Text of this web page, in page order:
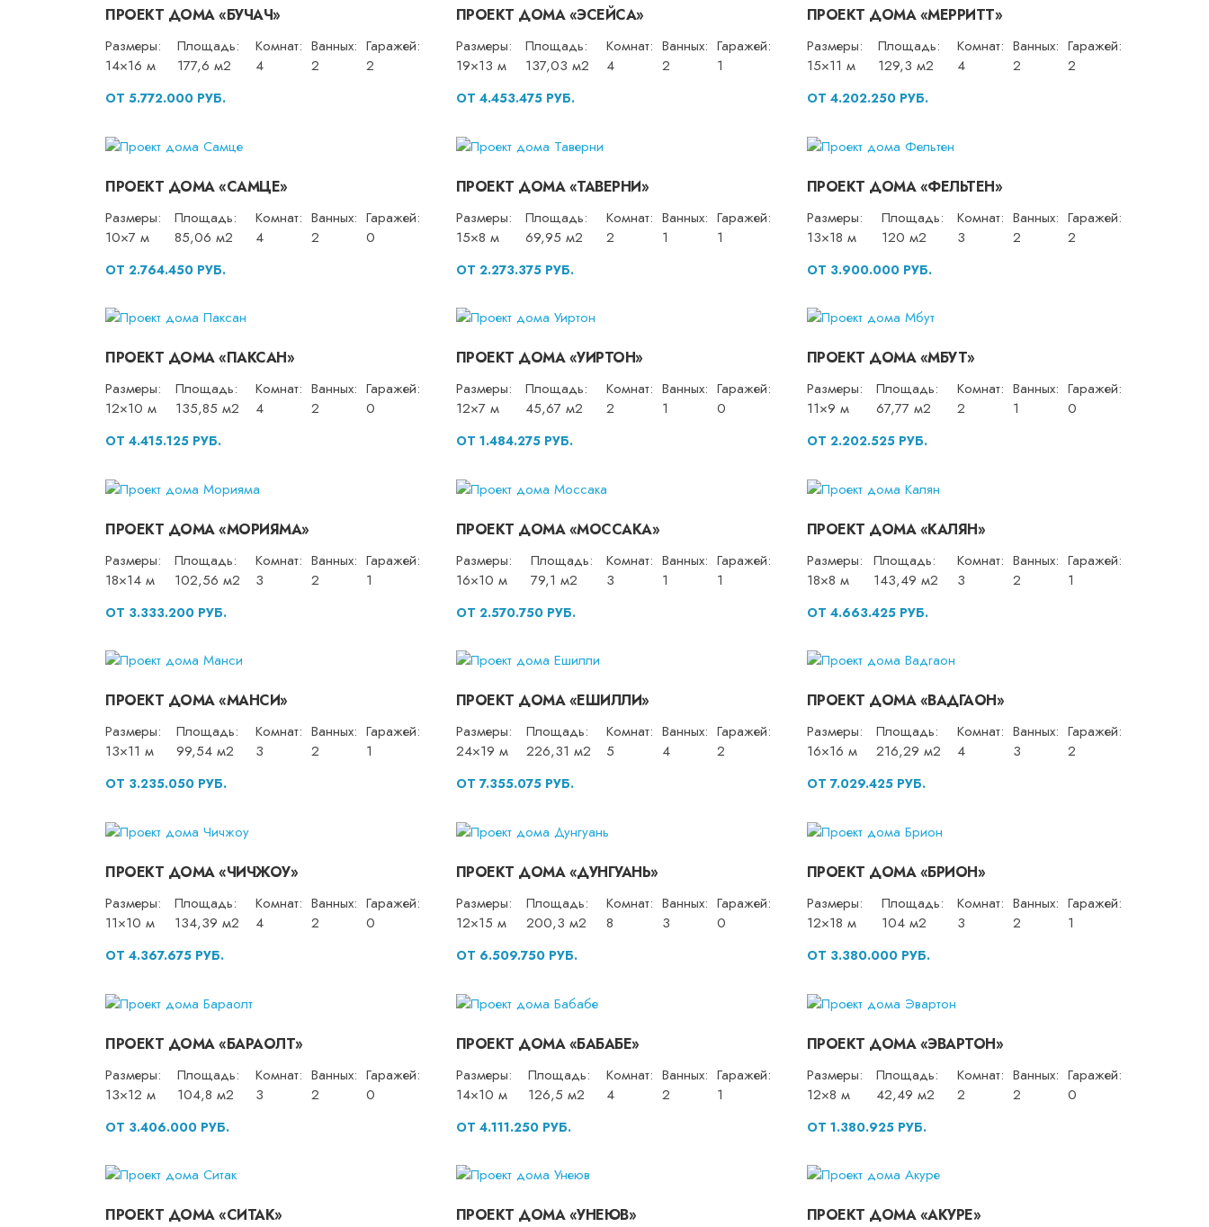
ПРОЕКТ ДОМА «БУЧАЧ»
Размеры:
14×16 м
Площадь:
177,6 м2
Комнат:
4
Ванных:
2
Гаражей:
2
ОТ 5.772.000 РУБ.
ПРОЕКТ ДОМА «ЭСЕЙСА»
Размеры:
19×13 м
Площадь:
137,03 м2
Комнат:
4
Ванных:
2
Гаражей:
1
ОТ 4.453.475 РУБ.
ПРОЕКТ ДОМА «МЕРРИТТ»
Размеры:
15×11 м
Площадь:
129,3 м2
Комнат:
4
Ванных:
2
Гаражей:
2
ОТ 4.202.250 РУБ.
ПРОЕКТ ДОМА «САМЦЕ»
Размеры:
10×7 м
Площадь:
85,06 м2
Комнат:
4
Ванных:
2
Гаражей:
0
ОТ 2.764.450 РУБ.
ПРОЕКТ ДОМА «ТАВЕРНИ»
Размеры:
15×8 м
Площадь:
69,95 м2
Комнат:
2
Ванных:
1
Гаражей:
1
ОТ 2.273.375 РУБ.
ПРОЕКТ ДОМА «ФЕЛЬТЕН»
Размеры:
13×18 м
Площадь:
120 м2
Комнат:
3
Ванных:
2
Гаражей:
2
ОТ 3.900.000 РУБ.
ПРОЕКТ ДОМА «ПАКСАН»
Размеры:
12×10 м
Площадь:
135,85 м2
Комнат:
4
Ванных:
2
Гаражей:
0
ОТ 4.415.125 РУБ.
ПРОЕКТ ДОМА «УИРТОН»
Размеры:
12×7 м
Площадь:
45,67 м2
Комнат:
2
Ванных:
1
Гаражей:
0
ОТ 1.484.275 РУБ.
ПРОЕКТ ДОМА «МБУТ»
Размеры:
11×9 м
Площадь:
67,77 м2
Комнат:
2
Ванных:
1
Гаражей:
0
ОТ 2.202.525 РУБ.
ПРОЕКТ ДОМА «МОРИЯМА»
Размеры:
18×14 м
Площадь:
102,56 м2
Комнат:
3
Ванных:
2
Гаражей:
1
ОТ 3.333.200 РУБ.
ПРОЕКТ ДОМА «МОССАКА»
Размеры:
16×10 м
Площадь:
79,1 м2
Комнат:
3
Ванных:
1
Гаражей:
1
ОТ 2.570.750 РУБ.
ПРОЕКТ ДОМА «КАЛЯН»
Размеры:
18×8 м
Площадь:
143,49 м2
Комнат:
3
Ванных:
2
Гаражей:
1
ОТ 4.663.425 РУБ.
ПРОЕКТ ДОМА «МАНСИ»
Размеры:
13×11 м
Площадь:
99,54 м2
Комнат:
3
Ванных:
2
Гаражей:
1
ОТ 3.235.050 РУБ.
ПРОЕКТ ДОМА «ЕШИЛЛИ»
Размеры:
24×19 м
Площадь:
226,31 м2
Комнат:
5
Ванных:
4
Гаражей:
2
ОТ 7.355.075 РУБ.
ПРОЕКТ ДОМА «ВАДГАОН»
Размеры:
16×16 м
Площадь:
216,29 м2
Комнат:
4
Ванных:
3
Гаражей:
2
ОТ 7.029.425 РУБ.
ПРОЕКТ ДОМА «ЧИЧЖОУ»
Размеры:
11×10 м
Площадь:
134,39 м2
Комнат:
4
Ванных:
2
Гаражей:
0
ОТ 4.367.675 РУБ.
ПРОЕКТ ДОМА «ДУНГУАНЬ»
Размеры:
12×15 м
Площадь:
200,3 м2
Комнат:
8
Ванных:
3
Гаражей:
0
ОТ 6.509.750 РУБ.
ПРОЕКТ ДОМА «БРИОН»
Размеры:
12×18 м
Площадь:
104 м2
Комнат:
3
Ванных:
2
Гаражей:
1
ОТ 3.380.000 РУБ.
ПРОЕКТ ДОМА «БАРАОЛТ»
Размеры:
13×12 м
Площадь:
104,8 м2
Комнат:
3
Ванных:
2
Гаражей:
0
ОТ 3.406.000 РУБ.
ПРОЕКТ ДОМА «БАБАБЕ»
Размеры:
14×10 м
Площадь:
126,5 м2
Комнат:
4
Ванных:
2
Гаражей:
1
ОТ 4.111.250 РУБ.
ПРОЕКТ ДОМА «ЭВАРТОН»
Размеры:
12×8 м
Площадь:
42,49 м2
Комнат:
2
Ванных:
2
Гаражей:
0
ОТ 1.380.925 РУБ.
ПРОЕКТ ДОМА «СИТАК» ПРОЕКТ ДОМА «УНЕЮВ» ПРОЕКТ ДОМА «АКУРЕ»